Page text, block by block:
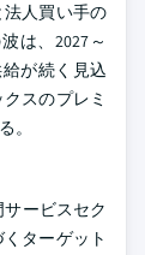
人買い手の
は、2027～
が続く見込
スのプレミ
。
ービスセク
ターゲット